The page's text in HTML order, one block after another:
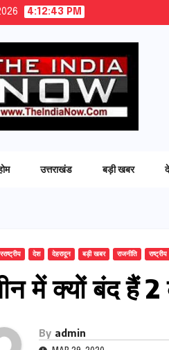
4:12:44 PM
उत्तराखंड बड़ी खबर
देश देहरादून बड़ी खबर राजनीति राष्ट्रीय
में क्यों बंद हैं
By admin